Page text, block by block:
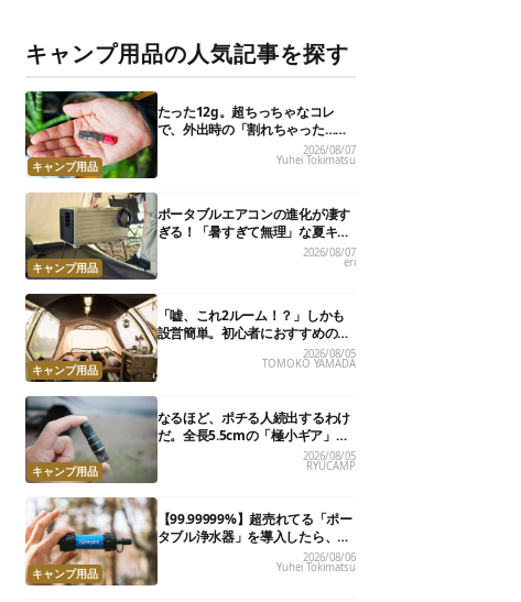
キャンプ用品の人気記事を探す
キャンプ用品
たった12g。超ちっちゃなコレ
で、外出時の「割れちゃった…」
2026/08/07
Yuhei Tokimatsu
キャンプ用品
ポータブルエアコンの進化が凄す
ぎる！「暑すぎて無理」な夏キャ
ンプを激変させる最新5選2026/08/07
eri
キャンプ用品
「嘘、これ2ルーム！？」しかも
設営簡単。初心者におすすめの最
新“おしゃれ広々テント”7選2026/08/05
TOMOKO YAMADA
キャンプ用品
なるほど、ポチる人続出するわけ
だ。全長5.5cmの「極小ギア」を
使って分かったほんとの魅力2026/08/05
RYUCAMP
キャンプ用品
【99.99999%】超売れてる「ポー
タブル浄水器」を導入したら、防
災が明確に自分ごと化した2026/08/06
Yuhei Tokimatsu